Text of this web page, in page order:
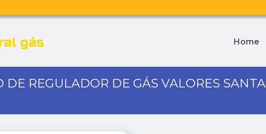
Home
DE REGULADOR DE GÁS VALORES SANTA